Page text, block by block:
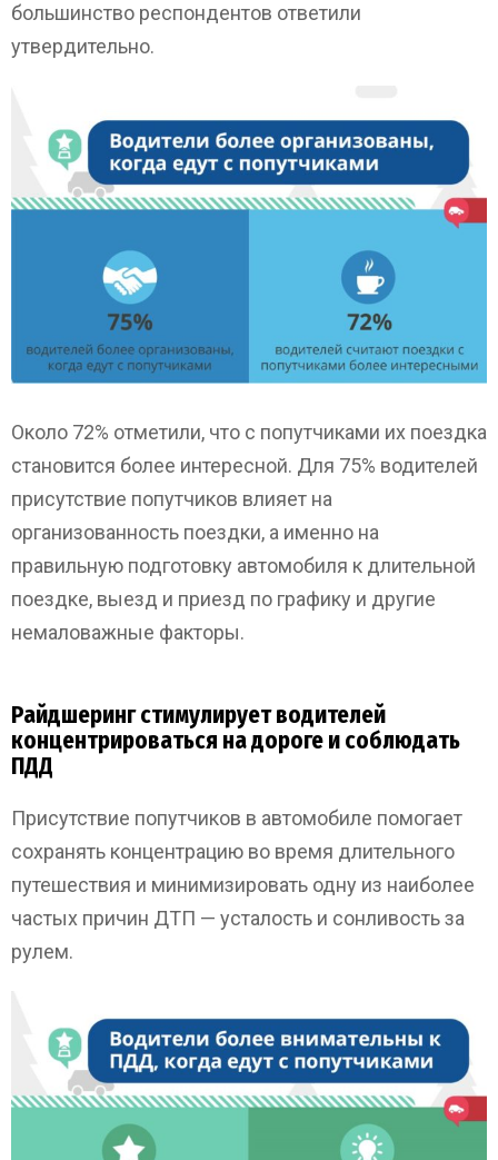
большинство респондентов ответили
утвердительно.
Около 72% отметили, что с попутчиками их поездка
становится более интересной. Для 75% водителей
присутствие попутчиков влияет на
организованность поездки, а именно на
правильную подготовку автомобиля к длительной
поездке, выезд и приезд по графику и другие
немаловажные факторы.
Райдшеринг стимулирует водителей
концентрироваться на дороге и соблюдать
ПДД
Присутствие попутчиков в автомобиле помогает
сохранять концентрацию во время длительного
путешествия и минимизировать одну из наиболее
частых причин ДТП — усталость и сонливость за
рулем.